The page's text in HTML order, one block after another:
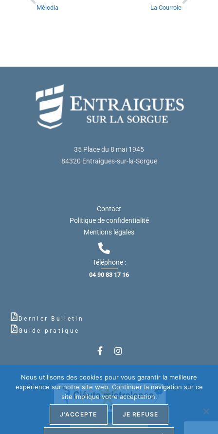
Mélodia La Courroie
35 Place du 8 mai 1945
84320 Entraigues-sur-la-Sorgue
Contact
Politique de confidentialité
Mentions légales
Téléphone :
04 90 83 17 16
Dernier Bulletin
Guide pratique
Nous utilisons des cookies pour vous garantir la meilleure
expérience sur notre site web. Continuer la navigation sur ce
site implique votre acceptation.
J'ACCEPTE JE REFUSE